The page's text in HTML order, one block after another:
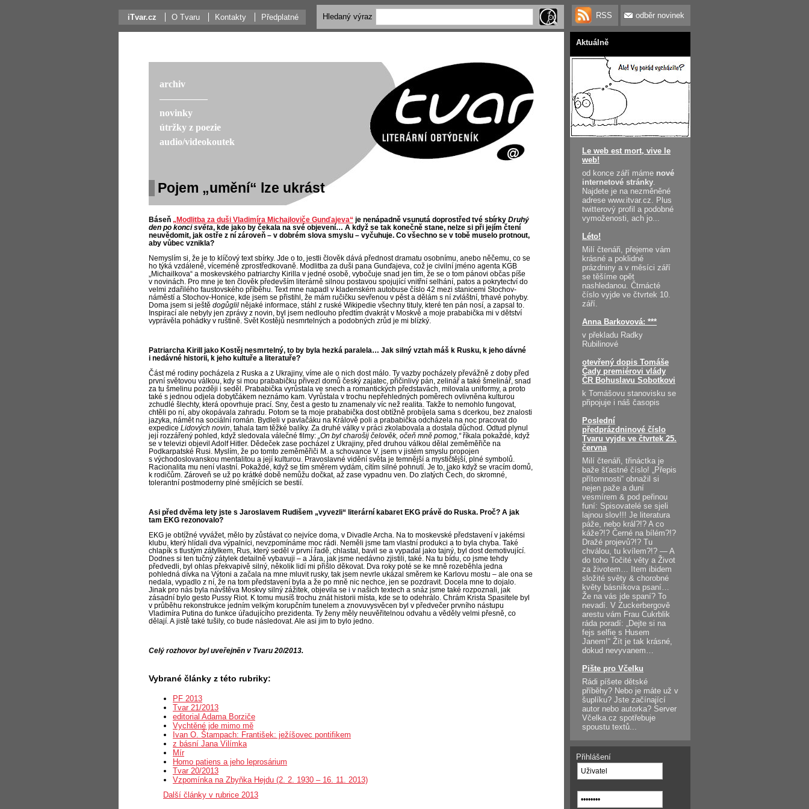
iTvar.cz O Tvaru Kontakty Předplatné RSS odběr novinek
Pojem „umění“ lze ukrást
Báseň „Modlitba za duši Vladimíra Michajloviče Gunďajeva“ je nenápadně vsunutá doprostřed tvé sbírky Druhý
den po konci světa, kde jako by čekala na své objevení… A když se tak konečně stane, nelze si při jejím čtení
neuvědomit, jak ostře z ní zároveň – v dobrém slova smyslu – vyčuhuje. Co všechno se v tobě muselo protnout,
aby vůbec vznikla?
Nemyslím si, že je to klíčový text sbírky. Jde o to, jestli člověk dává přednost dramatu osobnímu, anebo něčemu, co se
ho týká vzdáleně, víceméně zprostředkovaně. Modlitba za duši pana Gunďajeva, což je civilní jméno agenta KGB
„Michailkova“ a moskevského patriarchy Kirilla v jedné osobě, vybočuje snad jen tím, že se o tom pánovi občas píše
v novinách. Pro mne je ten člověk především literárně silnou postavou spojující vnitřní selhání, patos a pokrytectví do
velmi zdařilého faustovského příběhu. Text mne napadl v kladenském autobuse číslo 42 mezi stanicemi Stochov-
náměstí a Stochov-Honice, kde jsem se přistihl, že mám ručičku sevřenou v pěst a dělám s ní zvláštní, trhavé pohyby.
Doma jsem si ještě dogůglil nějaké informace, stáhl z ruské Wikipedie všechny tituly, které ten pán nosí, a zapsal to.
Inspirací ale nebyly jen zprávy z novin, byl jsem nedlouho předtím dvakrát v Moskvě a moje prababička mi v dětství
vyprávěla pohádky v ruštině. Svět Kostějů nesmrtelných a podobných zrůd je mi blízký.
Patriarcha Kirill jako Kostěj nesmrtelný, to by byla hezká paralela… Jak silný vztah máš k Rusku, k jeho dávné
i nedávné historii, k jeho kultuře a literatuře?
Část mé rodiny pocházela z Ruska a z Ukrajiny, víme ale o nich dost málo. Ty vazby pocházely převážně z doby před
první světovou válkou, kdy si mou prababičku přivezl domů český zajatec, přičinlivý pán, zelinář a také šmelinář, snad
za tu šmelinu později i seděl. Prababička vyrůstala ve snech a romantických představách, milovala uniformy, a proto
také s jednou odjela dobytčákem neznámo kam. Vyrůstala v trochu nepřehledných poměrech ovlivněna kulturou
zchudlé šlechty, která opovrhuje prací. Sny, čest a gesto tu znamenaly víc než realita. Takže to nemohlo fungovat,
chtěli po ní, aby okopávala zahradu. Potom se ta moje prababička dost obtížně probíjela sama s dcerkou, bez znalosti
jazyka, námět na sociální román. Bydleli v pavlačáku na Králově poli a prababička odcházela na noc pracovat do
expedice Lidových novin , tahala tam těžké balíky. Za druhé války v práci zkolabovala a dostala důchod. Odtud plynul
její rozzářený pohled, když sledovala válečné filmy: „On byl charošij čelověk, očeň mně pomog,“říkala pokaždé, když
se v televizi objevil Adolf Hitler. Dědeček zase pocházel z Ukrajiny, před druhou válkou dělal zeměměřiče na
Podkarpatské Rusi. Myslím, že po tomto zeměměřiči M. a schovance V. jsem v jistém smyslu propojen
s východoslovanskou mentalitou a její kulturou. Pravoslavné vidění světa je temnější a mystičtější, plné symbolů.
Racionalita mu není vlastní. Pokaždé, když se tím směrem vydám, cítím silné pohnutí. Je to, jako když se vracím domů,
k rodičům. Zároveň se už po krátké době nemůžu dočkat, až zase vypadnu ven. Do zlatých Čech, do skromné,
tolerantní postmoderny plné smějících se bestií.
Asi před dvěma lety jste s Jaroslavem Rudišem „vyvezli“ literární kabaret EKG právě do Ruska. Proč? A jak
tam EKG rezonovalo?
EKG je obtížné vyvážet, mělo by zůstávat co nejvíce doma, v Divadle Archa. Na to moskevské představení v jakémsi
klubu, který hlídali dva výpalníci, nevzpomínáme moc rádi. Neměli jsme tam vlastní produkci a to byla chyba. Také
chlapík s tlustým zátylkem, Rus, který seděl v první řadě, chlastal, bavil se a vypadal jako tajný, byl dost demotivující.
Dodnes si ten tučný zátylek detailně vybavuji – a Jára, jak jsme nedávno zjistili, také. Na tu bídu, co jsme tehdy
předvedli, byl ohlas překvapivě silný, několik lidí mi přišlo děkovat. Dva roky poté se ke mně rozeběhla jedna
pohledná dívka na Výtoni a začala na mne mluvit rusky, tak jsem nevrle ukázal směrem ke Karlovu mostu – ale ona se
nedala, vypadlo z ní, že na tom představení byla a že po mně nic nechce, jen se pozdravit. Docela mne to dojalo.
Jinak pro nás byla návštěva Moskvy silný zážitek, objevila se i v našich textech a snáz jsme také rozpoznali, jak
zásadní bylo gesto Pussy Riot. K tomu musíš trochu znát historii místa, kde se to odehrálo. Chrám Krista Spasitele byl
v průběhu rekonstrukce jedním velkým korupčním tunelem a znovuvysvěcen byl v předvečer prvního nástupu
Vladimíra Putina do funkce úřadujícího prezidenta. Ty ženy měly neuvěřitelnou odvahu a věděly velmi přesně, co
dělají. A jistě také tušily, co bude následovat. Ale asi jim to bylo jedno.
Celý rozhovor byl uveřejněn v Tvaru 20/2013.
Vybrané články z této rubriky:
PF 2013
Tvar 21/2013
editorial Adama Borziče
Vychtěné jde mimo mě
Ivan O. Štampach: František: ježíšovec pontifikem
z básní Jana Vilímka
Mír
Homo patiens a jeho leprosárium
Tvar 20/2013
Vzpomínka na Zbyňka Hejdu (2. 2. 1930 – 16. 11. 2013)
Další články v rubrice 2013
Aktuálně
Le web est mort, vive le
web!
od konce září máme nové
internetové stránky.
Najdete je na nezměněné
adrese www.itvar.cz. Plus
twitterový profil a podobné
vymoženosti, ach jo...
Léto!
Milí čtenáři, přejeme vám
krásné a poklidné
prázdniny a v měsíci září
se těšíme opět
nashledanou. Čtrnácté
číslo vyjde ve čtvrtek 10.
září.
Anna Barkovová: ***
v překladu Radky
Rubilinové
otevřený dopis Tomáše
Čady premiérovi vlády
ČR Bohuslavu Sobotkovi
k Tomášovu stanovisku se
připojuje i náš časopis
Poslední
předprázdninové číslo
Tvaru vyjde ve čtvrtek 25.
června
Milí čtenáři, třináctka je
baže šťastné číslo! „Přepis
přítomnosti“ obnažil si
nejen paže a duní
vesmírem & pod peřinou
funí: Spisovatelé se sjeli
lajnou slov!!! Je literatura
páže, nebo král?!? A co
káže?!? Černé na bílém?!?
Dražé projevů?!? Tu
chválou, tu kvílem?!? — A
do toho Točité věty a Život
za životem… Item ibidem
složité světy & chorobné
květy básníkova psaní…
Že na vás jde spaní? To
nevadí. V Zuckerbergově
arestu vám Frau Cukrblik
ráda poradí: „Dejte si na
fejs selfie s Husem
Janem!“ Žít je tak krásné,
dokud nevyvanem…
Pište pro Včelku
Rádi píšete dětské
příběhy? Nebo je máte už v
šuplíku? Jste začínající
autor nebo autorka? Server
Včelka.cz spotřebuje
spoustu textů...
Přihlášení
archiv
––––––––––
novinky
útržky z poezie
audio/videokoutek
Hledaný výraz